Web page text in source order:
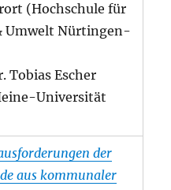
(Hochschule für
Umwelt Nürtingen-
Tobias Escher
Universität
der
aus kommunaler